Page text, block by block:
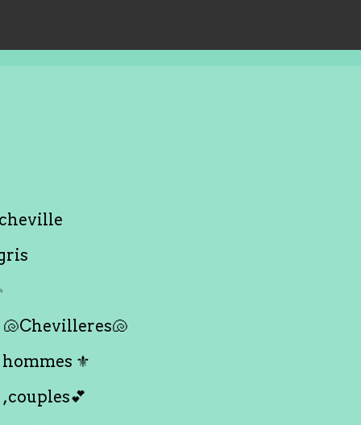
🐚Chevilleres🐚
⚜️